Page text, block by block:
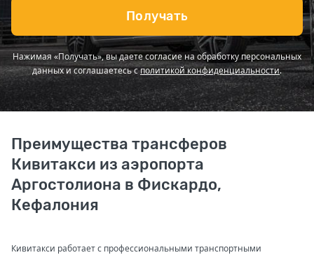
Получать
Нажимая «Получать», вы даете согласие на обработку персональных
данных и соглашаетесь сполитикой конфиденциальности.
Преимущества трансферов
Кивитакси из аэропорта
Аргостолиона в Фискардо,
Кефалония
Кивитакси работает с профессиональными транспортными